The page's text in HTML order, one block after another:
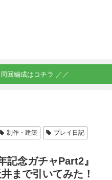
回編成はコチラ ／／
制作・建築 プレイ日記
記念ガチャPart2』
まで引いてみた！